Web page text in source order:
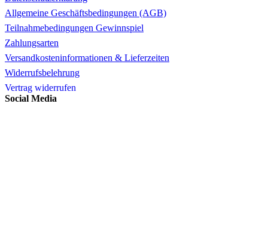
Allgemeine Geschäftsbedingungen (AGB)
Teilnahmebedingungen Gewinnspiel
Zahlungsarten
Versandkosteninformationen & Lieferzeiten
Widerrufsbelehrung
Vertrag widerrufen
Social Media